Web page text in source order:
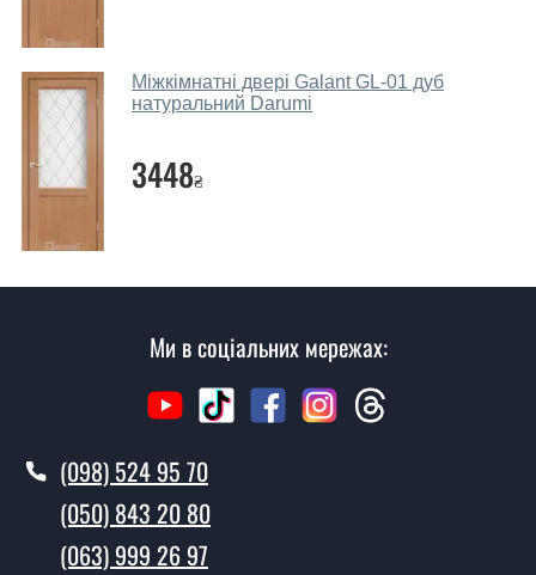
параметрів, бюджету та інших факторів. Підбір
дверних полотен проводиться індивідуально для
кожного відвідувача.
Заміри дверей робите?
Так, робимо. Наші фахівці можуть зробити замір та
консультацію на виїзді. Кожен співробітник має з
собою каталоги кольорів та візерунків. Після виміру та
консультації Ви можете оформити заявку, не
Ви робите установку дверних
Так робимо. Монтаж дверних полотен проводиться
згідно з чергою, у всі дні крім неділі.
Скільки коштує встановлення дверей
Міжкімнатні двері Galant GL-01 дуб
натуральний Darumi
3448₴
Ми в соціальних мережах:
(098) 524 95 70
(050) 843 20 80
(063) 999 26 97